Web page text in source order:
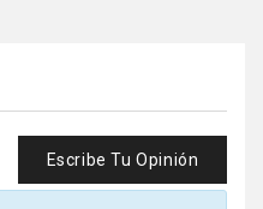
Escribe Tu Opinión